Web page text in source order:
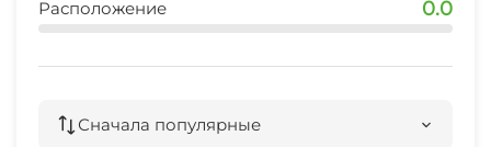
Расположение 0.0
Сначала популярные